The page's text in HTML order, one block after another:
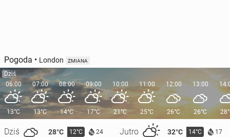
Pogoda • London ZMIANA
Dziś
06:00
13°C
Dziś 28°C 12°C 24 Jutro 32°C 14°C 17
07:00
13°C
08:00
14°C
09:00
17°C
10:00
21°C
11:00
25°C
12:00
26°C
13:00
26°C